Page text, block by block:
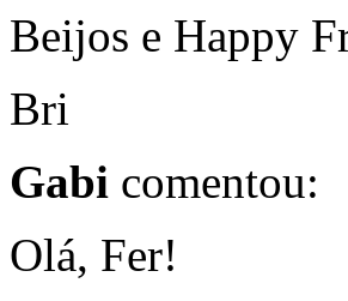
Beijos e Happy
Bri
Gabi comentou:
Olá, Fer!